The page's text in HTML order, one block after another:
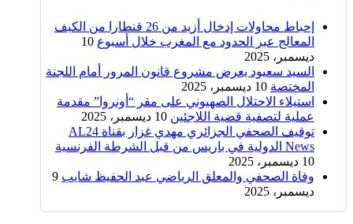
إحباط محاولات إدخال أزيد من 26 قنطارا من الكيف
المعالج عبر الحدود مع المغرب خلال أسبوع 10
ديسمبر، 2025
السيد سعيود يعرض مشروع قانون المرور أمام اللجنة
المختصة 10 ديسمبر، 2025
استيلاء الاحتلال الصهيوني على مقر “أونروا” مقدمة
عملية لتصفية قضية اللاجئين 10 ديسمبر، 2025
توقيف الصحفي الجزائري مهدي غزار بقناة AL24
News الدولية في باريس من قبل الشرطة الفرنسية
10 ديسمبر، 2025
وفاة الصحفي والمعلق الرياضي عبد الحفيظ شايب 9
ديسمبر، 2025